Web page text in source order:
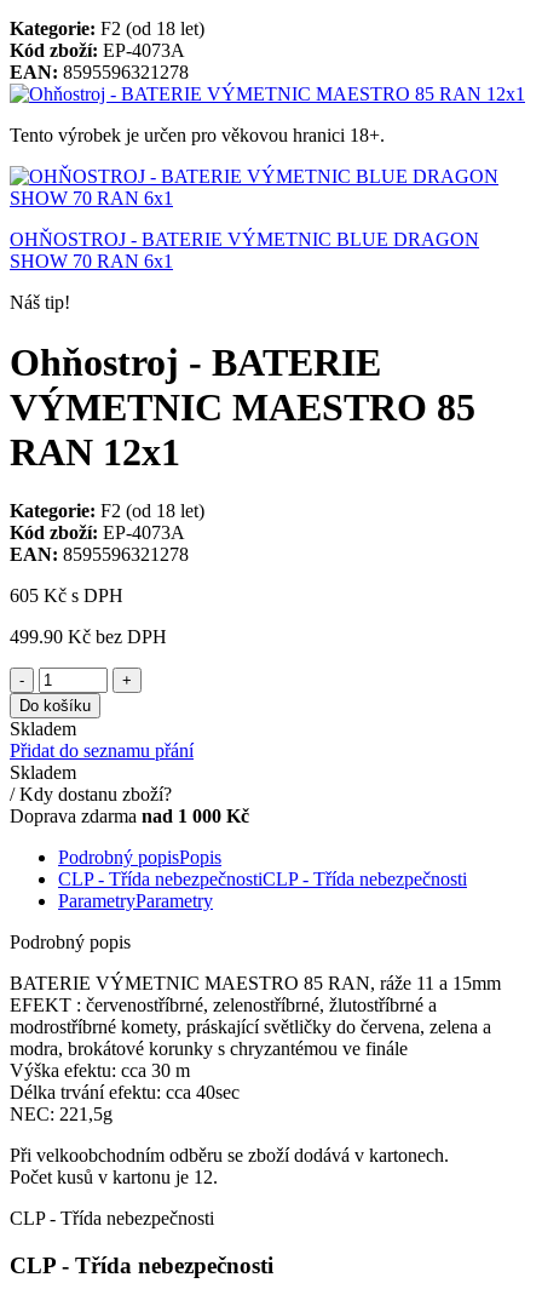
Kategorie: F2 (od 18 let)
Kód zboží: EP-4073A
EAN: 8595596321278
Tento výrobek je určen pro věkovou hranici 18+.
OHŇOSTROJ - BATERIE VÝMETNIC BLUE DRAGON
SHOW 70 RAN 6x1
Náš tip!
Ohňostroj - BATERIE
VÝMETNIC MAESTRO 85
RAN 12x1
Kategorie: F2 (od 18 let)
Kód zboží: EP-4073A
EAN: 8595596321278
605 Kč s DPH
499.90 Kč bez DPH
-
+
Do košíku
Skladem
Přidat do seznamu přání
Skladem
/ Kdy dostanu zboží?
Doprava zdarma nad 1 000 Kč
Podrobný popisPopis
CLP - Třída nebezpečnostiCLP - Třída nebezpečnosti
ParametryParametry
Podrobný popis
BATERIE VÝMETNIC MAESTRO 85 RAN, ráže 11 a 15mm
EFEKT : červenostříbrné, zelenostříbrné, žlutostříbrné a
modrostříbrné komety, práskající světličky do červena, zelena a
modra, brokátové korunky s chryzantémou ve finále
Výška efektu: cca 30 m
Délka trvání efektu: cca 40sec
NEC: 221,5g
Při velkoobchodním odběru se zboží dodává v kartonech.
Počet kusů v kartonu je 12.
CLP - Třída nebezpečnosti
CLP - Třída nebezpečnosti